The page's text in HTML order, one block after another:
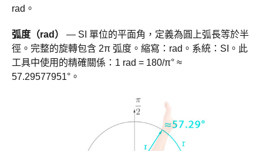
rad。
弧度（rad）
— SI 單位的平面角，定義為圓上弧長等於半
徑。完整的旋轉包含 2π 弧度。縮寫：rad。系統：SI。此
工具中使用的精確關係：1 rad = 180/π° ≈
57.29577951°。